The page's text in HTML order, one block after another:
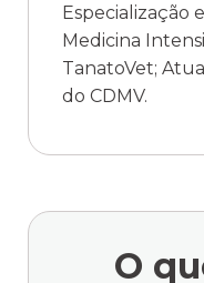
Especialização
Medicina
TanatoVet;
do CDMV.
O